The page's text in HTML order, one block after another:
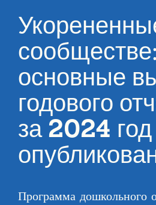
сообществе:
основные
годового
за 2024
Программа дошкольного